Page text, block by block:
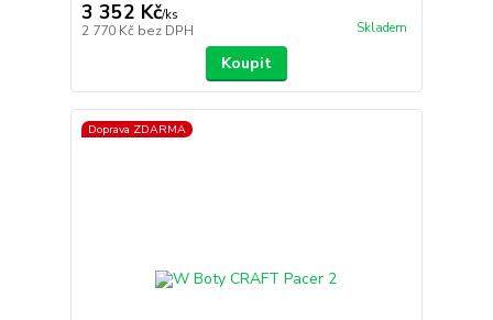
3 352 Kč/ks
2 770 Kč bez DPH Skladem
Koupit
Doprava ZDARMA